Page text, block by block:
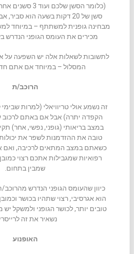
(כלומר הסשן שלכם
סשן של 20 דקות בשעה הוא
מבחינה גופנית למשתתף – במיוחד
מכירים את העומס הגופני הנדרש
לתשובות לשאלות אלה יש השפעה על
המסלול – במיוחד אם אתם
הרוכב/ת
זה נשמע אולי טריוויאלי (למרות שבימי
הקפדה יתרה) אבל אם באתם לרכוב
במצב בריאותי (גופני, נפשי, אחר)
טובה את ההזדמנות לשפר את
כשאתם במצב המתאים לרכיבה, ואם
רפואיות שמגבילות אתכם רצוי
שמבין בתחום.
כיוון שהעומס הגופני הנדרש
הוא אגרסיבי, רצוי שתהיו בכושר
טובים יותר, לכושר הגופני ולמשקל
נשאיר את זה
האופנוע